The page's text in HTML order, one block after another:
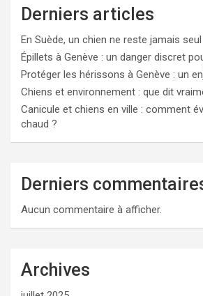
Derniers articles
En Suède, un chien ne reste jamais
Épillets à Genève : un danger discret
Protéger les hérissons à Genève : un
Chiens et environnement : que dit
Canicule et chiens en ville : comment
chaud ?
Derniers
Aucun commentaire à afficher.
Archives